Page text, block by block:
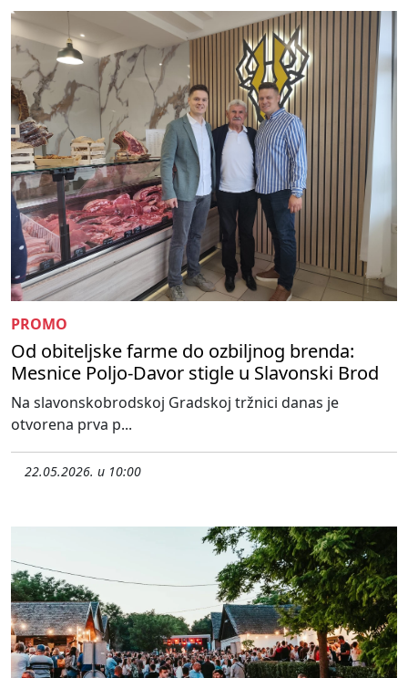
PROMO
Od obiteljske farme do ozbiljnog brenda:
Mesnice Poljo-Davor stigle u Slavonski Brod
Na slavonskobrodskoj Gradskoj tržnici danas je
otvorena prva p...
22.05.2026. u 10:00